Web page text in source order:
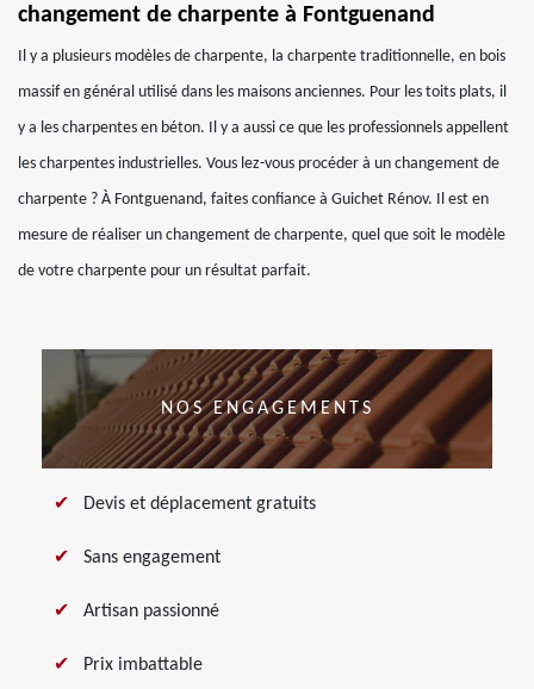
changement de charpente à Fontguenand
Il y a plusieurs modèles de charpente, la charpente traditionnelle, en bois
massif en général utilisé dans les maisons anciennes. Pour les toits plats, il
y a les charpentes en béton. Il y a aussi ce que les professionnels appellent
les charpentes industrielles. Vous lez-vous procéder à un changement de
charpente ? À Fontguenand, faites confiance à Guichet Rénov. Il est en
mesure de réaliser un changement de charpente, quel que soit le modèle
de votre charpente pour un résultat parfait.
NOS ENGAGEMENTS
Devis et déplacement gratuits
Sans engagement
Artisan passionné
Prix imbattable